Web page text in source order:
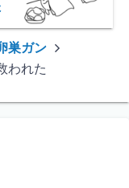
巣ガン
われた